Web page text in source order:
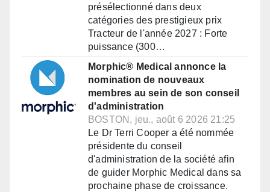
présélectionné dans deux
catégories des prestigieux prix
Tracteur de l'année 2027 : Forte
puissance (300…
Morphic® Medical annonce la
nomination de nouveaux
membres au sein de son conseil
d'administration
BOSTON, jeu., août 6 2026 21:25
Le Dr Terri Cooper a été nommée
présidente du conseil
d'administration de la société afin
de guider Morphic Medical dans sa
prochaine phase de croissance.